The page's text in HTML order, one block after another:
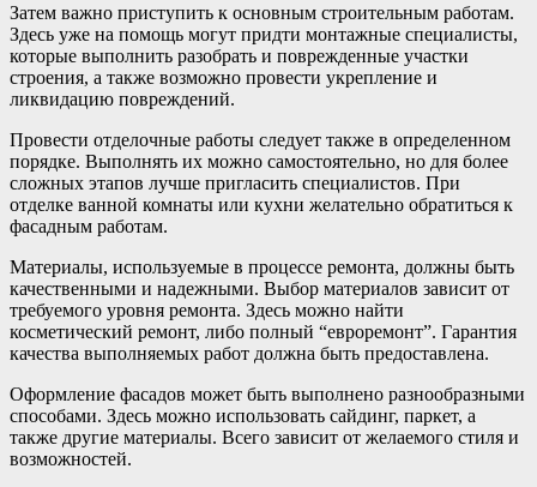
Затем важно приступить к основным строительным работам.
Здесь уже на помощь могут придти монтажные специалисты,
которые выполнить разобрать и поврежденные участки
строения, а также возможно провести укрепление и
ликвидацию повреждений.
Провести отделочные работы следует также в определенном
порядке. Выполнять их можно самостоятельно, но для более
сложных этапов лучше пригласить специалистов. При
отделке ванной комнаты или кухни желательно обратиться к
фасадным работам.
Материалы, используемые в процессе ремонта, должны быть
качественными и надежными. Выбор материалов зависит от
требуемого уровня ремонта. Здесь можно найти
косметический ремонт, либо полный “евроремонт”. Гарантия
качества выполняемых работ должна быть предоставлена.
Оформление фасадов может быть выполнено разнообразными
способами. Здесь можно использовать сайдинг, паркет, а
также другие материалы. Всего зависит от желаемого стиля и
возможностей.